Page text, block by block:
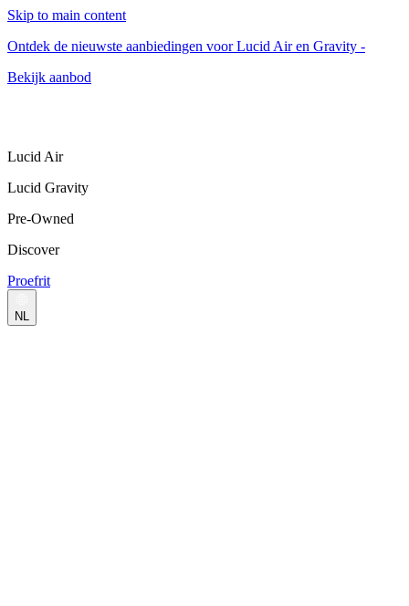
Skip to main content
Ontdek de nieuwste aanbiedingen voor Lucid Air en Gravity -
Bekijk aanbod
Lucid Air
Lucid Gravity
Pre-Owned
Discover
Proefrit
NL